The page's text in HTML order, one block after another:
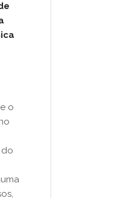
o
do